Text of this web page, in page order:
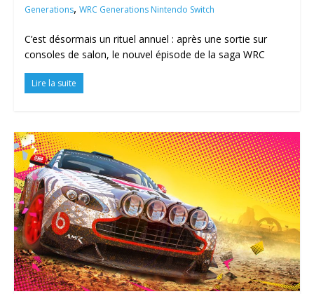
Generations, WRC Generations Nintendo Switch
C’est désormais un rituel annuel : après une sortie sur
consoles de salon, le nouvel épisode de la saga WRC
Lire la suite